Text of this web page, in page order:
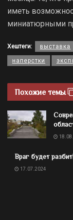
иметь
миниатюрными
Хештеги: выставка
наперстки
Похожие темы
Враг будет
17.07.2024